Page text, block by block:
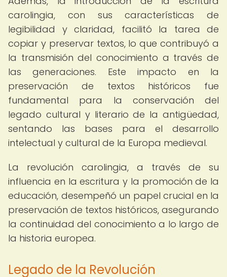
carolingia, con sus características de
legibilidad y claridad, facilitó la tarea de
copiar y preservar textos, lo que contribuyó a
la transmisión del conocimiento a través de
las generaciones. Este impacto en la
preservación de textos históricos fue
fundamental para la conservación del
legado cultural y literario de la antigüedad,
sentando las bases para el desarrollo
intelectual y cultural de la Europa medieval.
La revolución carolingia, a través de su
influencia en la escritura y la promoción de la
educación, desempeñó un papel crucial en la
preservación de textos históricos, asegurando
la continuidad del conocimiento a lo largo de
la historia europea.
Legado de la Revolución